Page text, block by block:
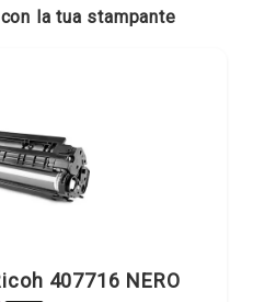
la tua stampante
407716 NERO